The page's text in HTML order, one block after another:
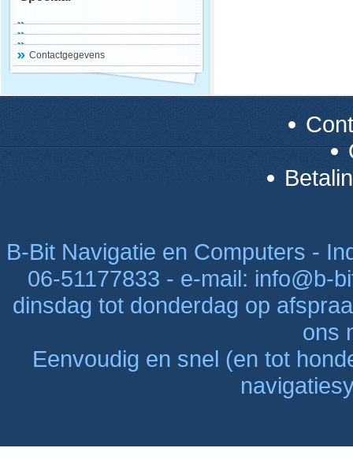
Contactgegevens
B-Bit Navigatie en Computers -
06-51177833 - e-mail: info@b-
dinsdag tot donderdag op
ons
Eenvoudig en snel (en tot